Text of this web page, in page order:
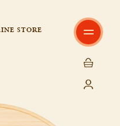
STORE